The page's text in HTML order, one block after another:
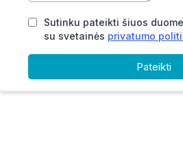
Sutinku pateikti šiuos
su svetainės privatumo
Pateikti